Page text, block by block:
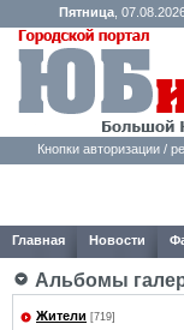
Пятница,
Кнопки авторизации /
Главная Новости
Альбомы
Жители [719]